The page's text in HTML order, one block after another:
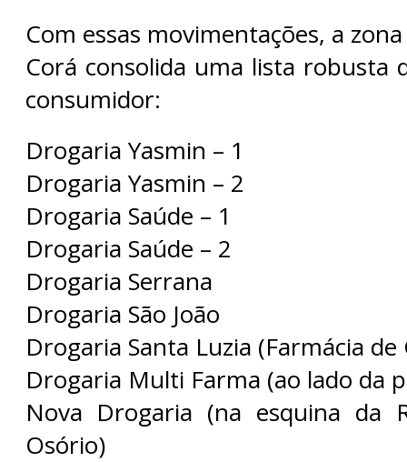
Com essas movimentações, a
Corá consolida uma lista robusta
consumidor:
Drogaria Yasmin – 1
Drogaria Yasmin – 2
Drogaria Saúde – 1
Drogaria Saúde – 2
Drogaria Serrana
Drogaria São João
Drogaria Santa Luzia (Farmácia de
Drogaria Multi Farma (ao lado da
Nova Drogaria (na esquina da
Osório)